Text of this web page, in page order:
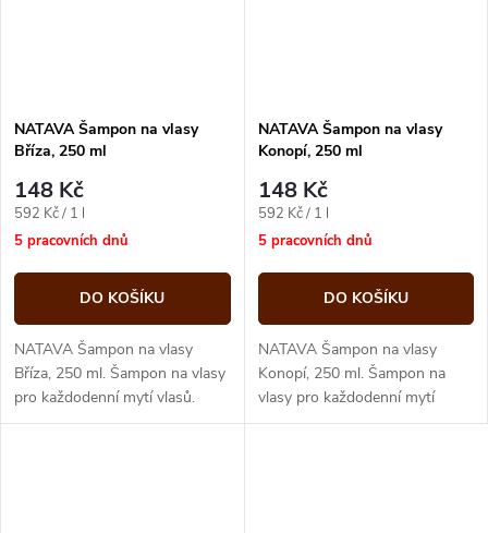
NATAVA Šampon na vlasy
Bříza, 250 ml
148 Kč
Měrná
cena:
592 Kč / 1 l
5 pracovních dnů
DO KOŠÍKU
NATAVA Šampon na vlasy
Bříza, 250 ml. Šampon na vlasy
pro každodenní mytí vlasů.
NATAVA Šampon na vlasy
Konopí, 250 ml
148 Kč
Měrná
cena:
592 Kč / 1 l
5 pracovních dnů
DO KOŠÍKU
NATAVA Šampon na vlasy
Konopí, 250 ml. Šampon na
vlasy pro každodenní mytí
vlasů.